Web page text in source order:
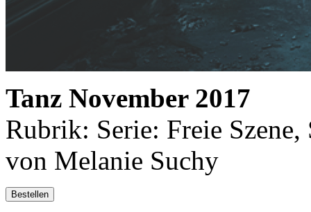
Tanz November 2017
Rubrik: Serie: Freie Szene,
von Melanie Suchy
Bestellen